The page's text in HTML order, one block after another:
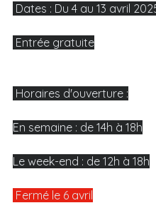
Dates : Du 4 au 13 avril
Entrée gratuite
Horaires d'ouverture :
En semaine : de 14h à 18h
Le week-end : de 12h à 18h
Fermé le 6 avril